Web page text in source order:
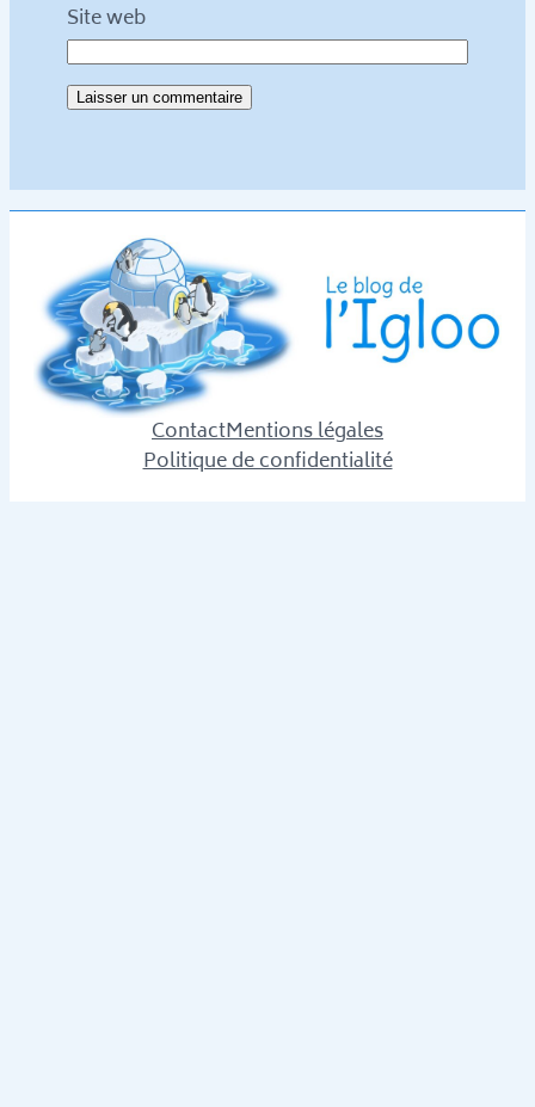
Site web
ContactMentions légales
Politique de confidentialité